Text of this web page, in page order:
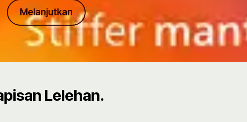
Melanjutkan
Lelehan.